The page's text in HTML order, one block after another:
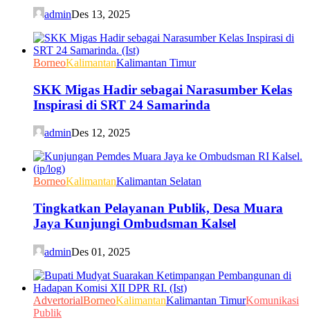
adminDes 13, 2025
BorneoKalimantanKalimantan Timur
SKK Migas Hadir sebagai Narasumber Kelas
Inspirasi di SRT 24 Samarinda
adminDes 12, 2025
BorneoKalimantanKalimantan Selatan
Tingkatkan Pelayanan Publik, Desa Muara
Jaya Kunjungi Ombudsman Kalsel
adminDes 01, 2025
AdvertorialBorneoKalimantanKalimantan TimurKomunikasi
Publik